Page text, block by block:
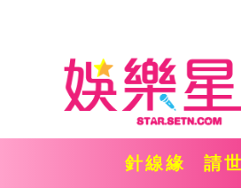
針線緣 請